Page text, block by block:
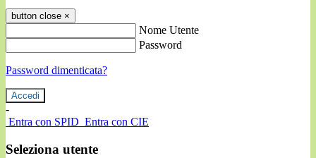
button close ×
Nome Utente
Password
Password dimenticata?
-
Entra con SPID Entra con CIE
Seleziona utente